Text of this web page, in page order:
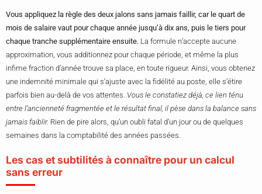
Vous appliquez la règle des deux jalons sans jamais faillir, car le quart de
mois de salaire vaut pour chaque année jusqu’à dix ans, puis le tiers pour
chaque tranche supplémentaire ensuite. La formule n’accepte aucune
approximation, vous additionnez pour chaque période, et même la plus
infime fraction d’année trouve sa place, en toute rigueur. Ainsi, vous obtenez
une indemnité minimale qui s’ajuste avec la fidélité au poste, elle s’étire
parfois bien au-delà de vos attentes. Vous le constatiez déjà, ce lien ténu
entre l’ancienneté fragmentée et le résultat final, il pèse dans la balance sans
jamais faiblir. Rien de pire alors, qu’un oubli fatal d’un jour ou de quelques
semaines dans la comptabilité des années passées.
Les cas et subtilités à connaître pour un calcul
sans erreur